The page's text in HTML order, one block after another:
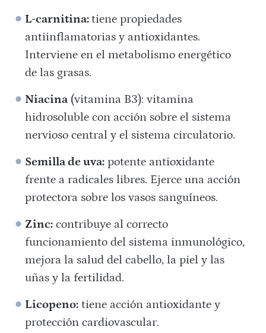
L-carnitina:tiene propiedades
antiinflamatorias y antioxidantes.
Interviene en el metabolismo energético
de las grasas.
Niacina (vitamina B3): vitamina
hidrosoluble con acción sobre el sistema
nervioso central y el sistema circulatorio.
Semilla de uva: potente antioxidante
frente a radicales libres. Ejerce una acción
protectora sobre los vasos sanguíneos.
Zinc: contribuye al correcto
funcionamiento del sistema inmunológico,
mejora la salud del cabello, la piel y las
uñas y la fertilidad.
Licopeno: tiene acción antioxidante y
protección cardiovascular.